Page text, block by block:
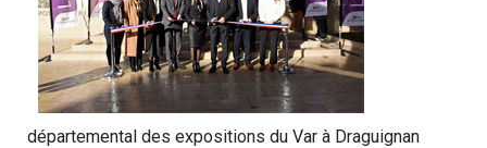
départemental des expositions du Var à Draguignan